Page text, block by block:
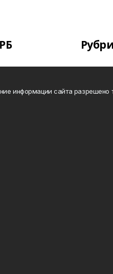
информации сайта разрешено